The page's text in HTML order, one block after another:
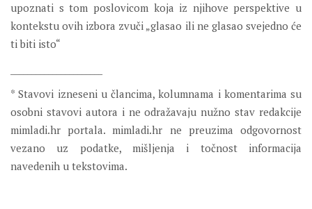
upoznati s tom poslovicom koja iz njihove perspektive u
kontekstu ovih izbora zvuči „glasao ili ne glasao svejedno će
ti biti isto“
* Stavovi izneseni u člancima, kolumnama i komentarima su
osobni stavovi autora i ne odražavaju nužno stav redakcije
mimladi.hr portala. mimladi.hr ne preuzima odgovornost
vezano uz podatke, mišljenja i točnost informacija
navedenih u tekstovima.